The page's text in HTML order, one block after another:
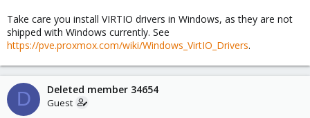
Take care you install VIRTIO drivers in Windows, as they are not
shipped with Windows currently. See
https://pve.proxmox.com/wiki/Windows_VirtIO_Drivers.
D Deleted member 34654
Guest